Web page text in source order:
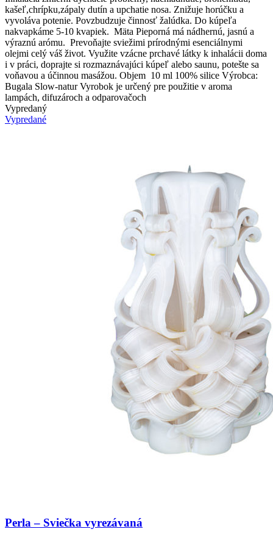
kašeľ,chrípku,zápaly dutín a upchatie nosa. Znižuje horúčku a
vyvoláva potenie. Povzbudzuje činnosť žalúdka. Do kúpeľa
nakvapkáme 5-10 kvapiek. Mäta Pieporná má nádhernú, jasnú a
výraznú arómu. Prevoňajte sviežimi prírodnými esenciálnymi
olejmi celý váš život. Využite vzácne prchavé látky k inhalácii doma
i v práci, doprajte si rozmaznávajúci kúpeľ alebo saunu, potešte sa
voňavou a účinnou masážou. Objem 10 ml 100% silice Výrobca:
Bugala Slow-natur Vyrobok je určený pre použitie v aroma
lampách, difuzároch a odparovačoch
Vypredaný
Vypredané
Perla – Sviečka vyrezávaná